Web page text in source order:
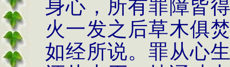
身心，所有罪障皆
火一发之后草木俱
如经所说。罪从心